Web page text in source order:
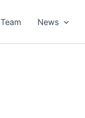
Team News